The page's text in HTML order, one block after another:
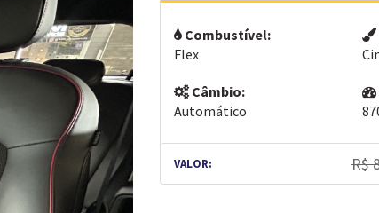
Combustível:
Flex
Câmbio:
Automático
VALOR: R$